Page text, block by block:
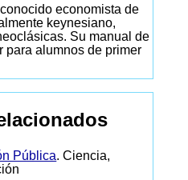
economista de
keynesiano,
Su manual de
para alumnos de primer
Pública. Ciencia,